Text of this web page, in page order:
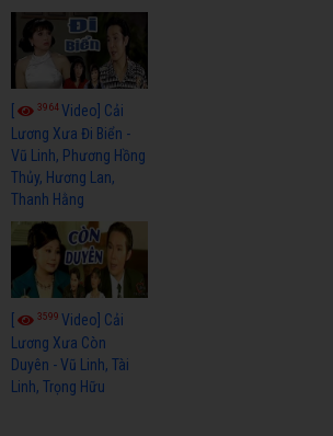
3964Video] Cải
Lương Xưa Đi Biển -
Vũ Linh, Phương Hồng
Thủy, Hương Lan,
Thanh Hằng
3599Video] Cải
Lương Xưa Còn
Duyên - Vũ Linh, Tài
Linh, Trọng Hữu